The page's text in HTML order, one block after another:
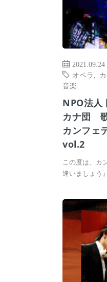
2021.09.24
オペラ
音楽
NPO法人
カナ団
カンフェ
vol.2
この度は、カ
逢いましょう